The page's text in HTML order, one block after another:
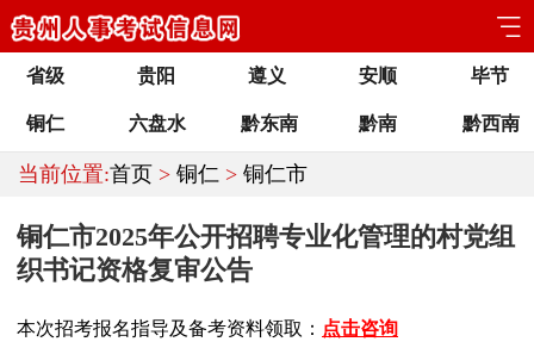
省级 贵阳 遵义 安顺 毕节
铜仁 六盘水 黔东南 黔南 黔西南
当前位置:首页 > 铜仁 > 铜仁市
铜仁市2025年公开招聘专业化管理的村党组
织书记资格复审公告
本次招考报名指导及备考资料领取： 点击咨询